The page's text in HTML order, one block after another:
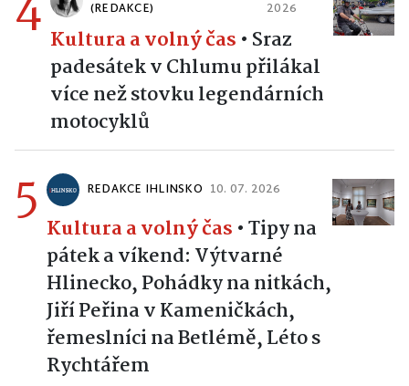
4
(REDAKCE)
2026
Kultura a volný čas•Sraz
padesátek v Chlumu přilákal
více než stovku legendárních
motocyklů
5 REDAKCE IHLINSKO 10. 07. 2026
Kultura a volný čas•Tipy na
pátek a víkend: Výtvarné
Hlinecko, Pohádky na nitkách,
Jiří Peřina v Kameničkách,
řemeslníci na Betlémě, Léto s